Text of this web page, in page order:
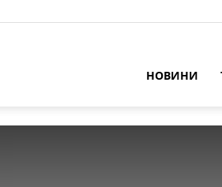
НОВИНИ